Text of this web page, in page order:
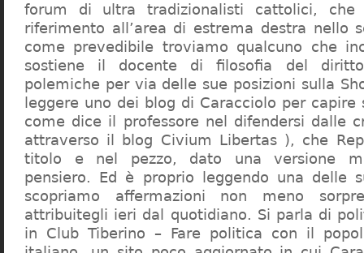
forum di ultra tradizionalisti cattolici,
riferimento all’area di estrema destra nello
come prevedibile troviamo qualcuno che
sostiene il docente di filosofia del
polemiche per via delle sue posizioni sulla
leggere uno dei blog di Caracciolo per
come dice il professore nel difendersi dalle
attraverso il blog Civium Libertas ), che
titolo e nel pezzo, dato una versione
pensiero. Ed è proprio leggendo una delle
scopriamo affermazioni non meno
attribuitegli ieri dal quotidiano. Si parla di
in Club Tiberino – Fare politica con il